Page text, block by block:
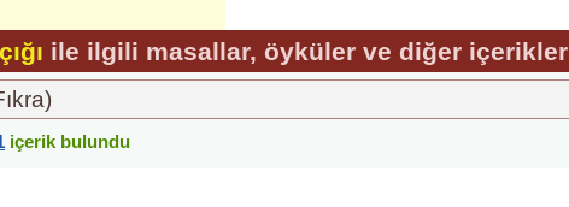
ile ilgili masallar, öyküler ve diğer içerikler
içerik bulundu